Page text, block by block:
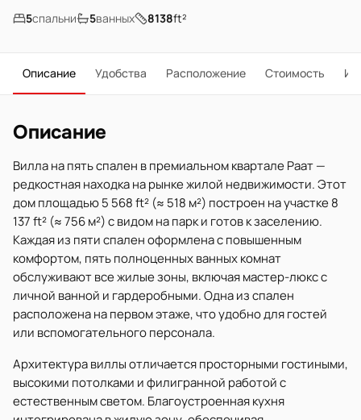
5спальни 5ванных 8138ft²
Описание Удобства Расположение Стоимость
Описание
Вилла на пять спален в премиальном квартале Раат —
редкостная находка на рынке жилой недвижимости. Этот
дом площадью 5 568 ft² (≈ 518 м²) построен на участке 8
137 ft² (≈ 756 м²) с видом на парк и готов к заселению.
Каждая из пяти спален оформлена с повышенным
комфортом, пять полноценных ванных комнат
обслуживают все жилые зоны, включая мастер-люкс с
личной ванной и гардеробными. Одна из спален
расположена на первом этаже, что удобно для гостей
или вспомогательного персонала.
Архитектура виллы отличается просторными гостиными,
высокими потолками и филигранной работой с
естественным светом. Благоустроенная кухня